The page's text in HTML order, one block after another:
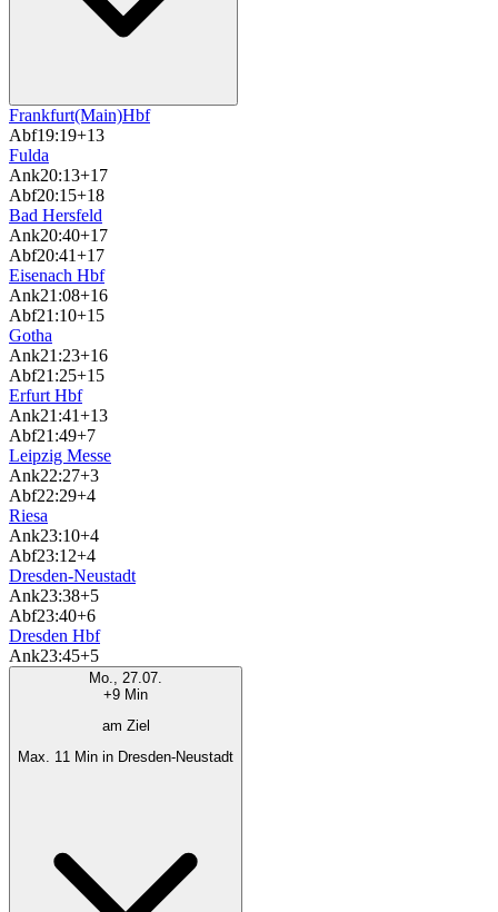
Frankfurt(Main)Hbf
Abf19:19+13
Fulda
Ank20:13+17
Abf20:15+18
Bad Hersfeld
Ank20:40+17
Abf20:41+17
Eisenach Hbf
Ank21:08+16
Abf21:10+15
Gotha
Ank21:23+16
Abf21:25+15
Erfurt Hbf
Ank21:41+13
Abf21:49+7
Leipzig Messe
Ank22:27+3
Abf22:29+4
Riesa
Ank23:10+4
Abf23:12+4
Dresden-Neustadt
Ank23:38+5
Abf23:40+6
Dresden Hbf
Ank23:45+5
Mo., 27.07.
+9 Min
am Ziel
Max. 11 Min in Dresden-Neustadt